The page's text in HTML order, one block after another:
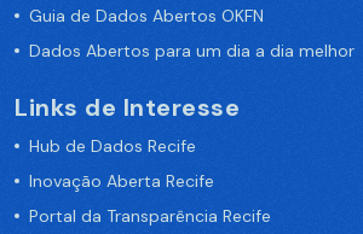
Guia de Dados Abertos OKFN
Dados Abertos para um dia a dia melhor
Links de Interesse
Hub de Dados Recife
Inovação Aberta Recife
Portal da Transparência Recife